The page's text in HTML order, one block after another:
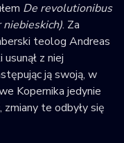
De revolutionibus
. Za
teolog Andreas
z niej
ją swoją, w
Kopernika jedynie
zmiany te odbyły się